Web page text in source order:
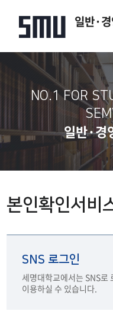
일반·
NO.1 FOR
일반·경
본인확인서비
SNS 로그인
세명대학교에서는 SNS로
이용하실 수 있습니다.